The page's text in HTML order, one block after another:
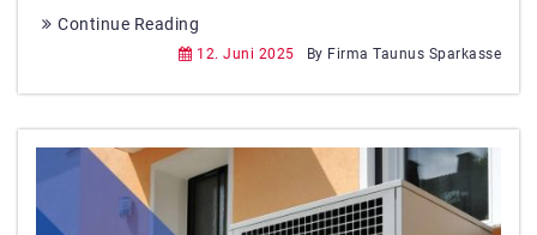
Continue Reading
12. Juni 2025 By Firma Taunus Sparkasse